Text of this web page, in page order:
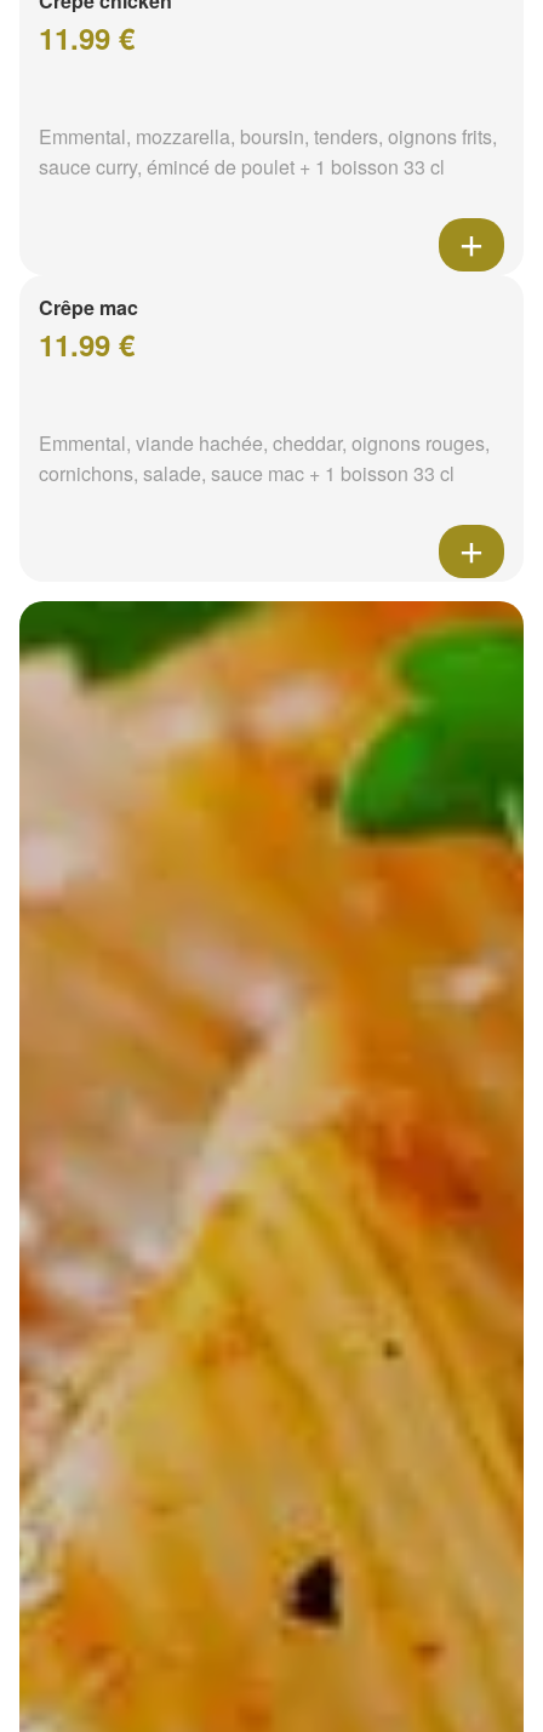
11.99 €
Emmental, mozzarella, boursin, tenders, oignons frits,
sauce curry, émincé de poulet + 1 boisson 33 cl
Crêpe mac
11.99 €
Emmental, viande hachée, cheddar, oignons rouges,
cornichons, salade, sauce mac + 1 boisson 33 cl